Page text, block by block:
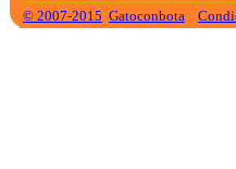
© 2007-2015 Gatoconbota